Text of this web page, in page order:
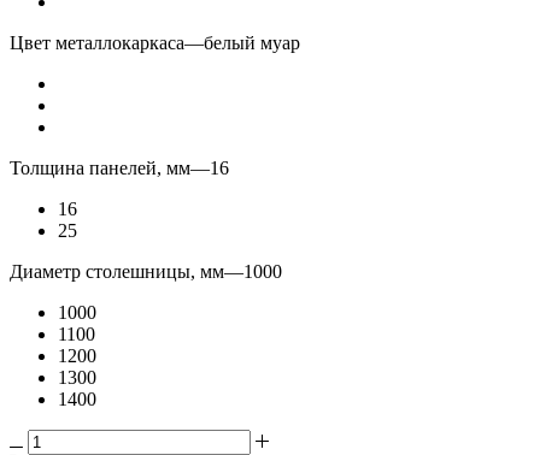
Цвет металлокаркаса—белый муар
Толщина панелей, мм—16
16
25
Диаметр столешницы, мм—1000
1000
1100
1200
1300
1400